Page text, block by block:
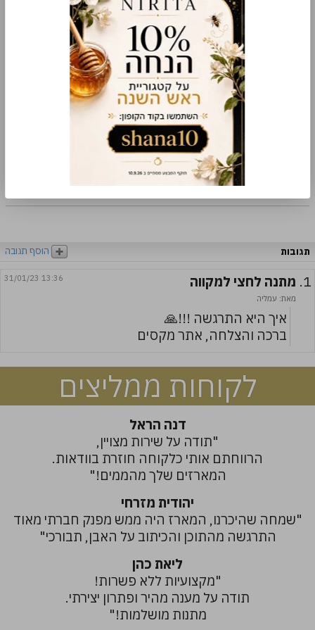
רכישה מאובטחת תקן PCI-DSS
למה קונים אצלנו
עבודת יד משלוח מהיר
תגובות הוסף תגובה
1. מתנה לחצי למקווה 31/01/23 13:36
מאת: עמליה
איך היא התרגשה !!!🙏
ברכה והצלחה, אתר מקסים
לקוחות ממליצים
דנה הראל
"תודה על שירות מצויין,
הרווחתם אותי כלקוחה חוזרת בוודאות.
המארזים שלך מהממים!"
יהודית מזרחי
"שמחה שהיכרנו, המארז היה ממש מפנק חברתי מאוד
התרגשה מהתוכן והכיתוב על האבן, תבורכי"
ליאת כהן
"מקצועיות ללא פשרות!
תודה על מענה מהיר ופתרון יצירתי.
מתנות מושלמות!"